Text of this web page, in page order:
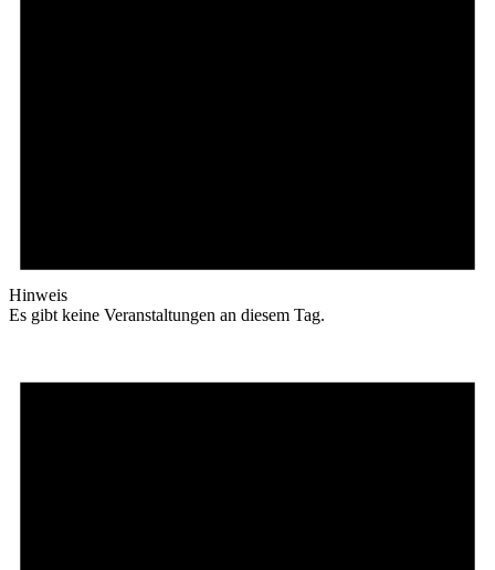
Hinweis
Es gibt keine Veranstaltungen an diesem Tag.